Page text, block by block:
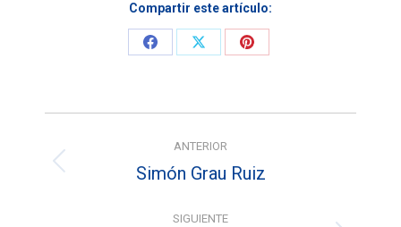
Compartir este artículo:
Share
Share
Share
entre
ANTERIOR
Entrada
Simón Grau Ruiz
SIGUIENTE